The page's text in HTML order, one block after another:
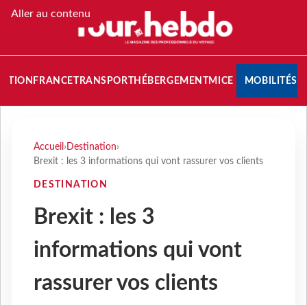
Aller au contenu
FRANCETRANSPORT HÉBERGEMENTMICE MOBILITÉS
Accueil › Destination›
Brexit : les 3 informations qui vont rassurer vos clients
DESTINATION
Brexit : les 3
informations qui vont
rassurer vos clients